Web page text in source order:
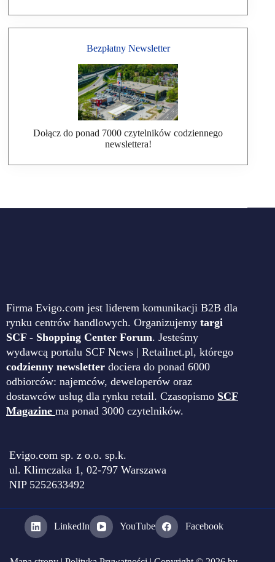
Bezpłatny Newsletter
Dołącz do ponad 7000 czytelników codziennego
newslettera!
Firma Evigo.com jest liderem komunikacji B2B dla
rynku centrów handlowych. Organizujemy targi
SCF - Shopping Center Forum. Jesteśmy
wydawcą portalu SCF News | Retailnet.pl, którego
codzienny newsletter dociera do ponad 6000
odbiorców: najemców, deweloperów oraz
dostawców usług dla rynku retail. Czasopismo SCF
Magazine ma ponad 3000 czytelników.
Evigo.com sp. z o.o. sp.k.
ul. Klimczaka 1, 02-797 Warszawa
NIP 5252633492
LinkedIn YouTube Facebook